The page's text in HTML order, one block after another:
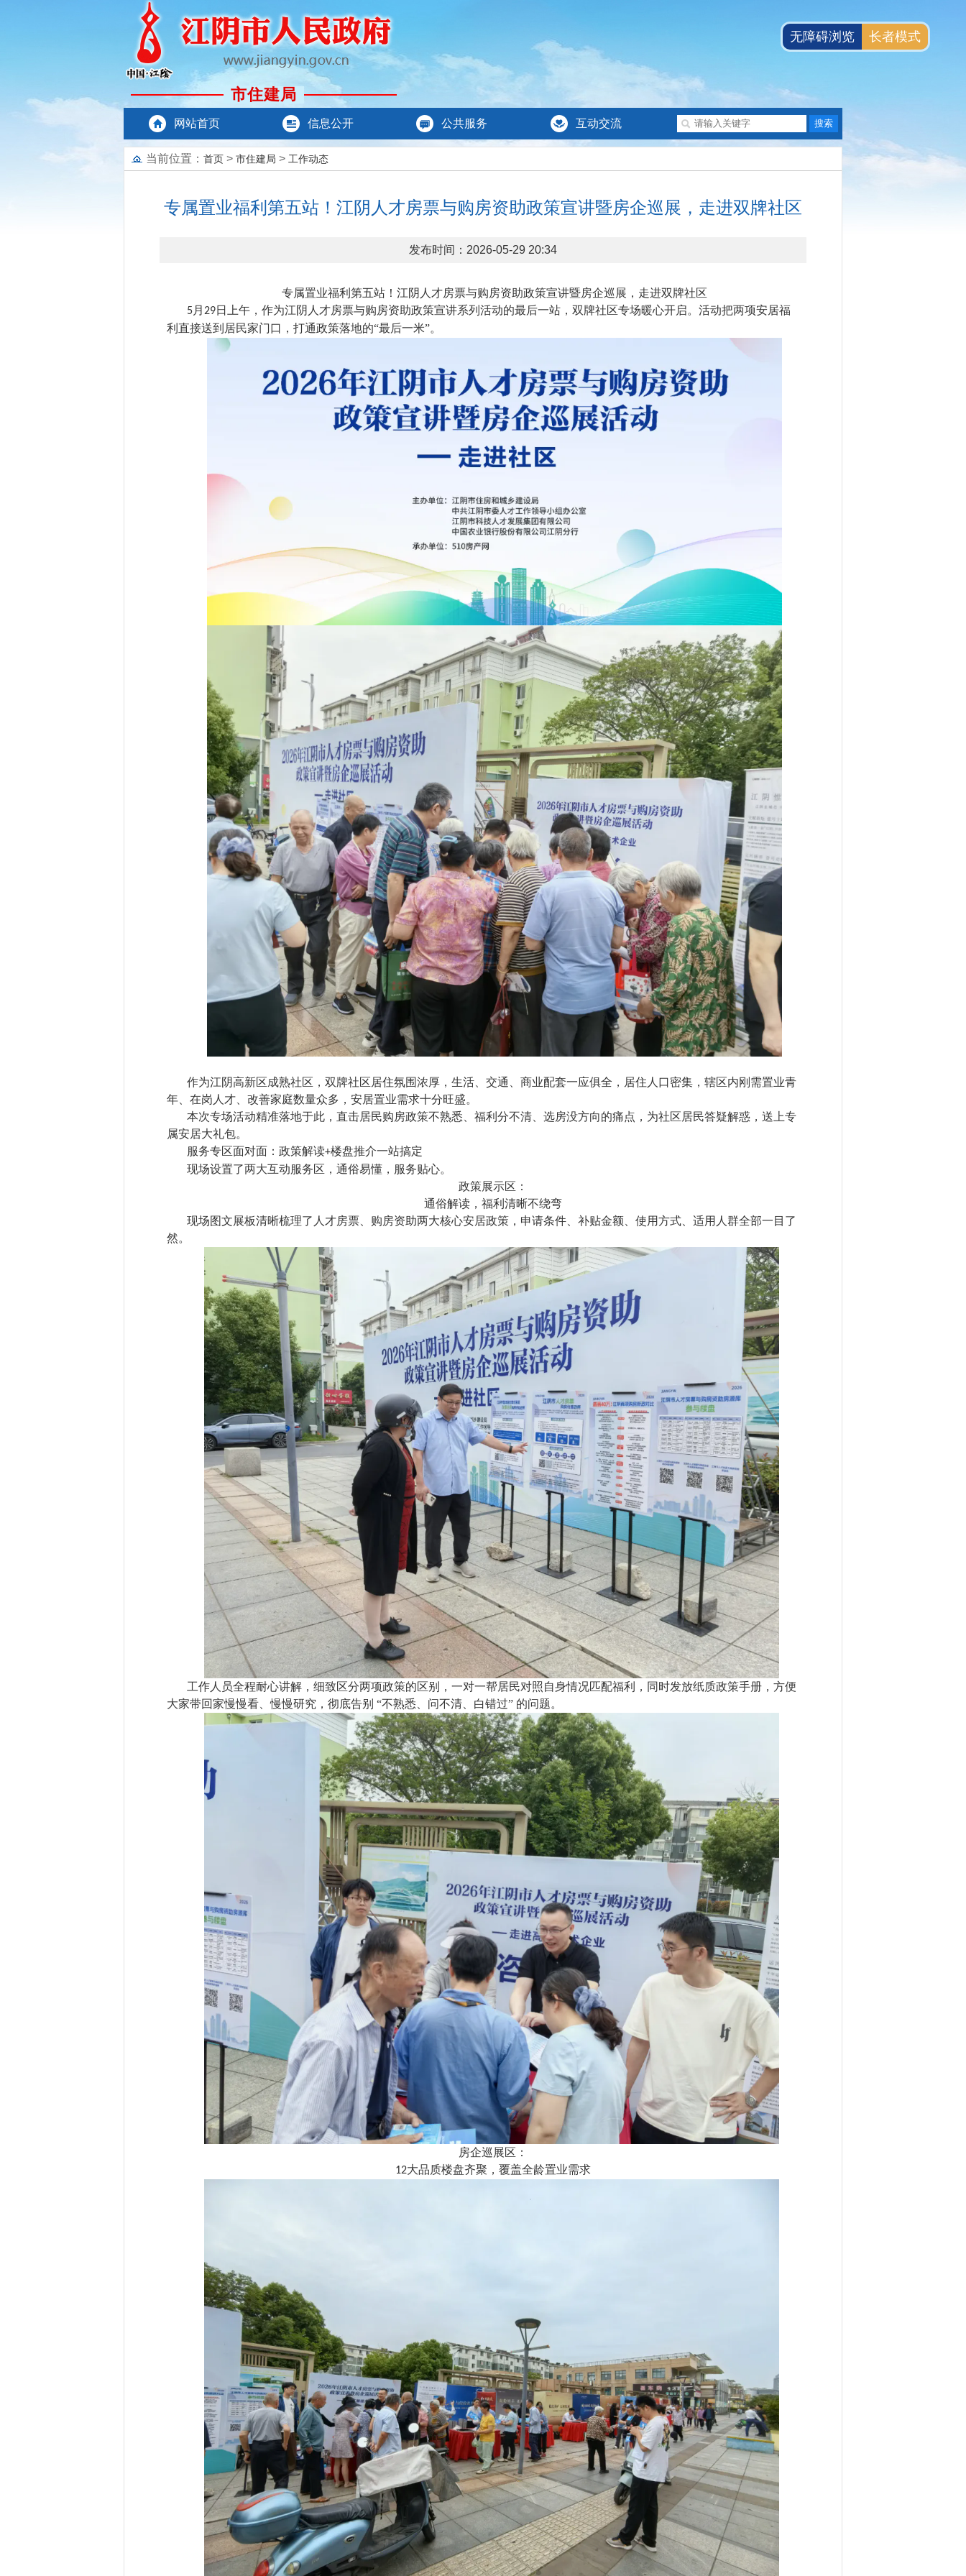
市住建局
网站首页 信息公开 公共服务 互动交流
当前位置： 首页 > 市住建局 > 工作动态
专属置业福利第五站！江阴人才房票与购房资助政策宣讲暨房企巡展，走进双牌社区
发布时间：2026-05-29 20:34
专属置业福利第五站！江阴人才房票与购房资助政策宣讲暨房企巡展，走进双牌社区
5月 29日上午，作为江阴人才房票与购房资助政策宣讲系列活动的最后一站，双牌社区专场暖心开启。活动把两项安居福
利直接送到居民家门口，打通政策落地的“最后一米”。
作为江阴高新区成熟社区，双牌社区居住氛围浓厚，生活、交通、商业配套一应俱全，居住人口密集，辖区内刚需置业青
年、在岗人才、改善家庭数量众多，安居置业需求十分旺盛。
本次专场活动精准落地于此，直击居民购房政策不熟悉、福利分不清、选房没方向的痛点，为社区居民答疑解惑，送上专
属安居大礼包。
服务专区面对面：政策解读+楼盘推介一站搞定
现场设置了两大互动服务区，通俗易懂，服务贴心。
政策展示区：
通俗解读，福利清晰不绕弯
现场图文展板清晰梳理了人才房票、购房资助两大核心安居政策，申请条件、补贴金额、使用方式、适用人群全部一目了
然。
工作人员全程耐心讲解，细致区分两项政策的区别，一对一帮居民对照自身情况匹配福利，同时发放纸质政策手册，方便
大家带回家慢慢看、慢慢研究，彻底告别 “不熟悉、问不清、白错过” 的问题。
房企巡展区：
12大品质楼盘齐聚，覆盖全龄置业需求
无障碍浏览 长者模式